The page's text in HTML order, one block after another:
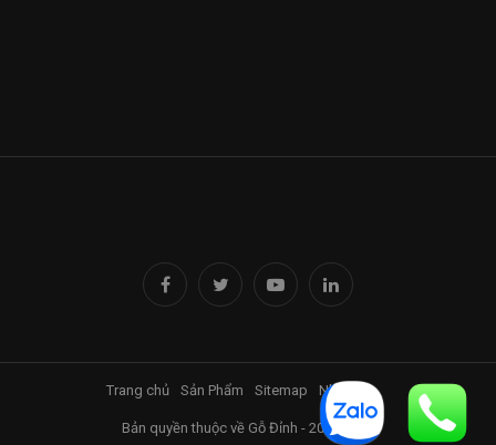
Trang chủ Sản Phẩm Sitemap Nhà Đỉnh
Bản quyền thuộc về Gỗ Đỉnh - 2017-2025